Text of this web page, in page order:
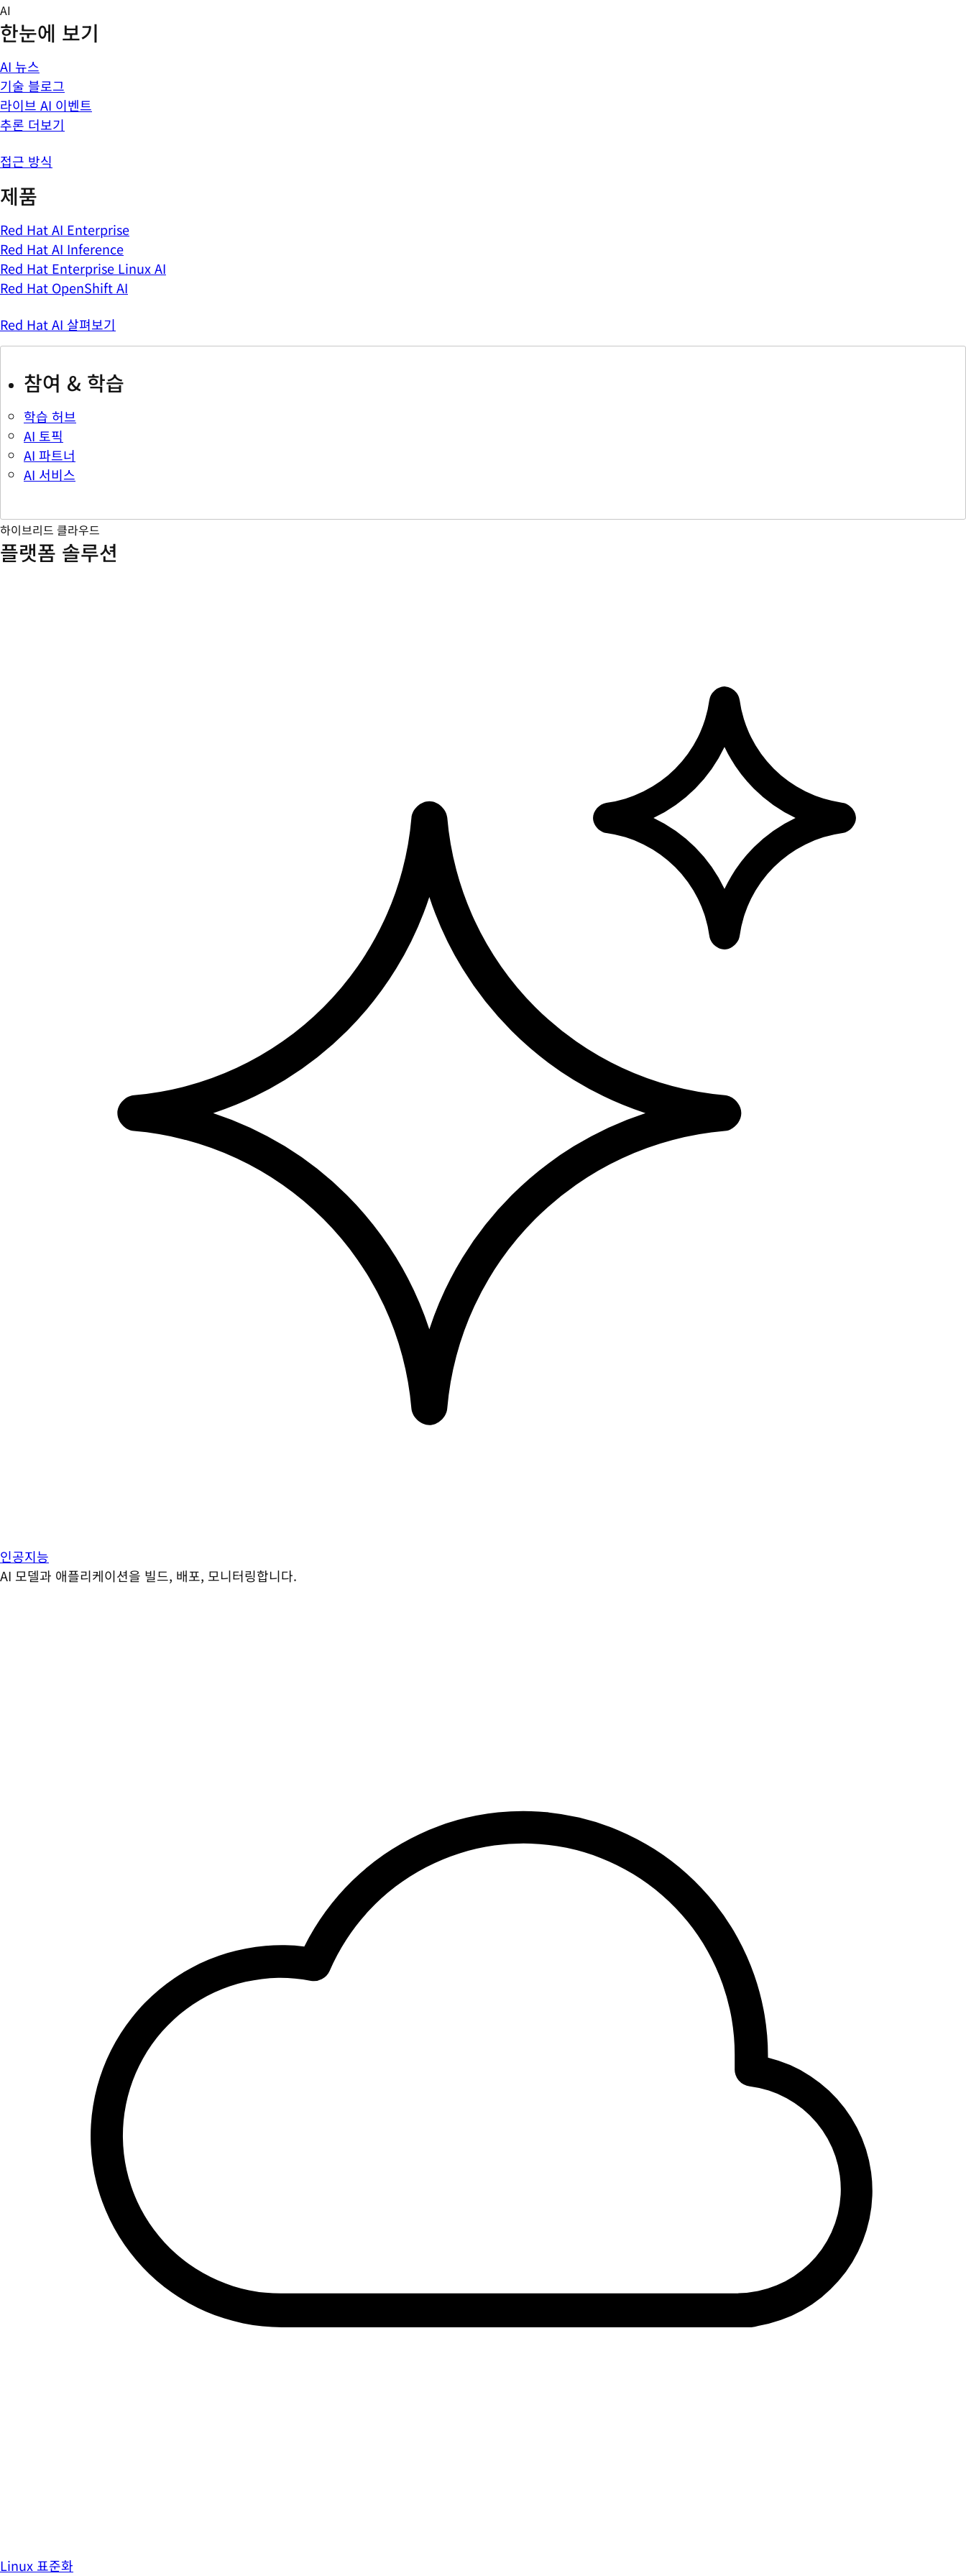
Skip
to
content
AI
한눈에 보기
AI 뉴스
기술 블로그
라이브 AI 이벤트
추론 더보기
접근 방식
제품
Red Hat AI Enterprise
Red Hat AI Inference
Red Hat Enterprise Linux AI
Red Hat OpenShift AI
Red Hat AI 살펴보기
참여 & 학습
학습 허브
AI 토픽
AI 파트너
AI 서비스
하이브리드 클라우드
플랫폼 솔루션
인공지능
AI 모델과 애플리케이션을 빌드, 배포, 모니터링합니다.
Linux 표준화